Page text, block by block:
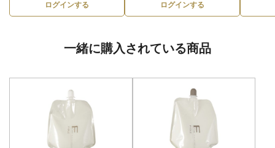
ログインする ログインする
一緒に購入されている商品